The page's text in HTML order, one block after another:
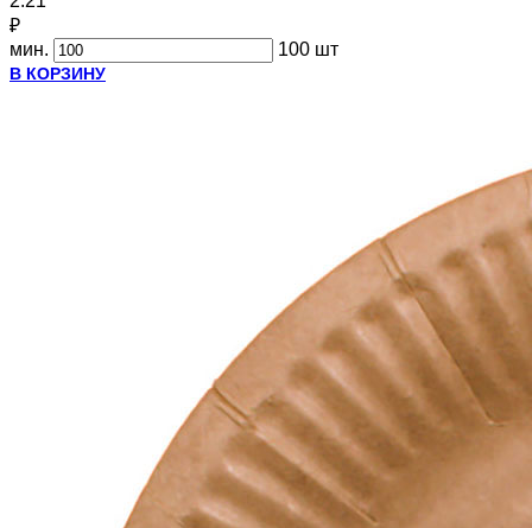
₽
мин.
100 шт
В КОРЗИНУ